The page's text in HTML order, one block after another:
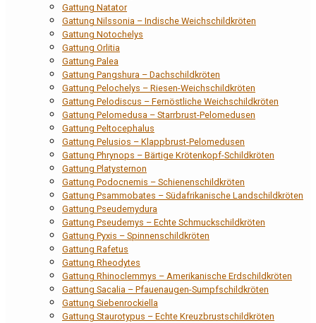
Gattung Natator
Gattung Nilssonia – Indische Weichschildkröten
Gattung Notochelys
Gattung Orlitia
Gattung Palea
Gattung Pangshura – Dachschildkröten
Gattung Pelochelys – Riesen-Weichschildkröten
Gattung Pelodiscus – Fernöstliche Weichschildkröten
Gattung Pelomedusa – Starrbrust-Pelomedusen
Gattung Peltocephalus
Gattung Pelusios – Klappbrust-Pelomedusen
Gattung Phrynops – Bärtige Krötenkopf-Schildkröten
Gattung Platysternon
Gattung Podocnemis – Schienenschildkröten
Gattung Psammobates – Südafrikanische Landschildkröten
Gattung Pseudemydura
Gattung Pseudemys – Echte Schmuckschildkröten
Gattung Pyxis – Spinnenschildkröten
Gattung Rafetus
Gattung Rheodytes
Gattung Rhinoclemmys – Amerikanische Erdschildkröten
Gattung Sacalia – Pfauenaugen-Sumpfschildkröten
Gattung Siebenrockiella
Gattung Staurotypus – Echte Kreuzbrustschildkröten